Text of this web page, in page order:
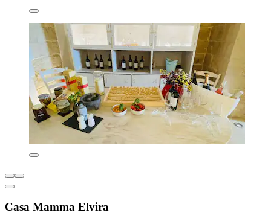
Casa Mamma Elvira